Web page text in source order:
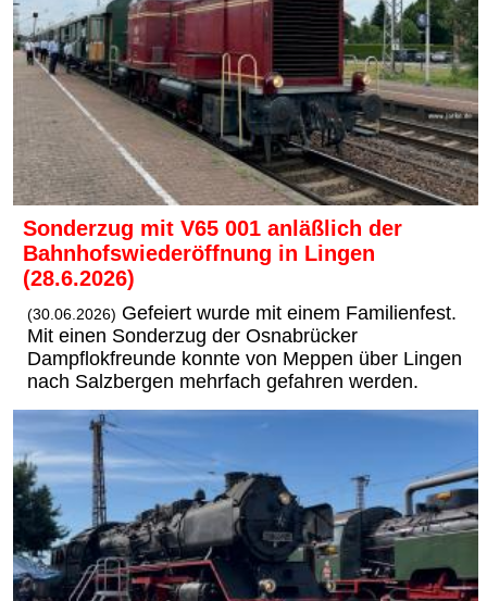
Sonderzug mit V65 001 anläßlich der
Bahnhofswiederöffnung in Lingen
(28.6.2026)
(30.06.2026) Gefeiert wurde mit einem Familienfest.
Mit einen Sonderzug der Osnabrücker
Dampflokfreunde konnte von Meppen über Lingen
nach Salzbergen mehrfach gefahren werden.